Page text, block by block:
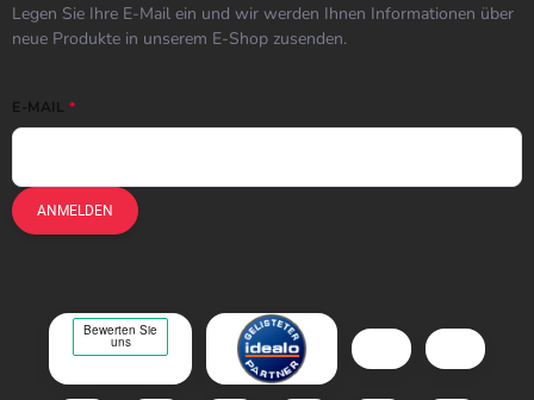
Legen Sie Ihre E-Mail ein und wir werden Ihnen Informationen über
neue Produkte in unserem E-Shop zusenden.
E-MAIL
ANMELDEN